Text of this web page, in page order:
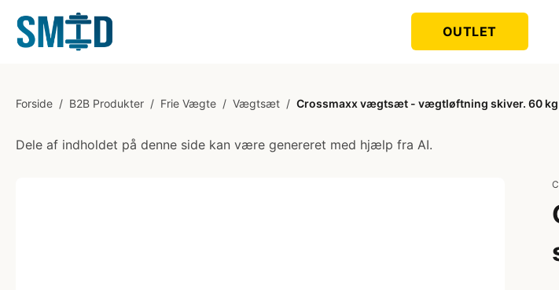
OUTLET
Forside / B2B Produkter / Frie Vægte / Vægtsæt / Crossmaxx vægtsæt - vægtløftning skiver. 60 kg
Dele af indholdet på denne side kan være genereret med hjælp fra AI.